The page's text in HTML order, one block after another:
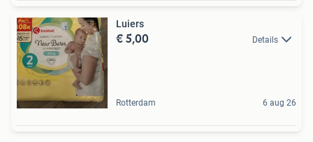
Luiers
€ 5,00 Details
Rotterdam 6 aug 26